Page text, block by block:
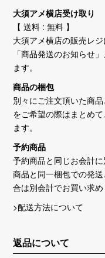
大須アメ横店受け取り
【 送料 : 無料 】
大須アメ横店の販売レ
「商品発送のお知らせ
ます。
商品の梱包
別々にご注文頂いた商
をご希望の際はまとめ
ます。
予約商品
予約商品と同じお会計
商品と同一梱包での発
合は別会計でお買い求め
>配送方法について
返品について